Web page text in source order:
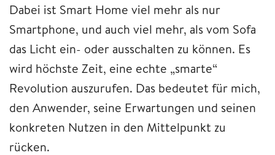
Dabei ist Smart Home viel mehr als nur
Smartphone, und auch viel mehr, als vom Sofa
das Licht ein- oder ausschalten zu können. Es
wird höchste Zeit, eine echte „smarte“
Revolution auszurufen. Das bedeutet für mich,
den Anwender, seine Erwartungen und seinen
konkreten Nutzen in den Mittelpunkt zu
rücken.